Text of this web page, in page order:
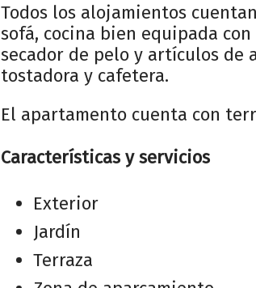
Todos los alojamientos
sofá, cocina bien equipada
secador de pelo y artículos de
tostadora y cafetera.
El apartamento cuenta con
Características y servicios
Exterior
Jardín
Terraza